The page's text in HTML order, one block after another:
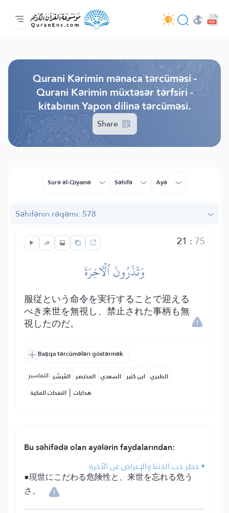
Ana səhifə
Tərcümənin mündəricatı
Audio
Tərtibatçıların xidməti - API
Layihə haqqında
Bizimlə əlaqə saxla
Dil
Qurani Kərimin mənaca tərcüməsi -
Qurani Kərimin müxtəsər tərfsiri -
kitabının Yapon dilinə tərcüməsi.
Share
Surə əl-Qiyamə Səhifə Ayə
Səhifənin rəqəmi: 578
21 : 75
وَتَذَرُونَ ٱلۡأٓخِرَةَ
服従という命令を実行することで迎える
べき来世を無視し、禁止された事柄も無
視したのだ。
Başqa tərcümələri göstərmək
التفاسير: المُيسَّر المختصر السعدي ابن كثير الطبري
النفحات المكية | هدايات
Bu səhifədə olan ayələrin faydalarından:
• خطر حب الدنيا والإعراض عن الآخرة.
●現世にこだわる危険性と、来世を忘れる危う
さ。